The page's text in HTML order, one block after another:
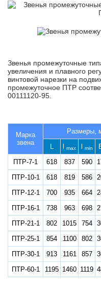
Звенья промежуточные
увеличения и плавного
винтовой нарезки на
промежуточное ПТР
00111120-95.
Марка
звена
Размеры,
L max min
ПТР-7-1
618 837 590
ПТР-10-1
618 819 586
ПТР-12-1
700 935 664
ПТР-16-1
738 963 698
ПТР-21-1
802 1015 754
ПТР-25-1
854 1100 802
ПТР-30-1
913 1161 857
ПТР-60-1
1195 1460 1119